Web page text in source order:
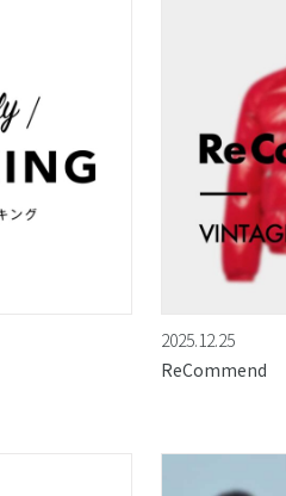
2025.12.25
ReCommend